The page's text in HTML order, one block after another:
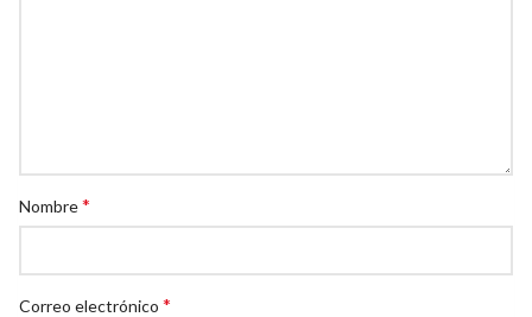
Nombre*
Correo electrónico *